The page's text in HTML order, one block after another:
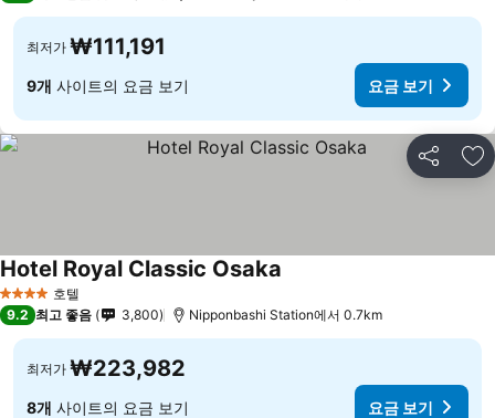
최저가 ₩111,191
9개 사이트의 요금 보기 요금 보기
공유 즐
4 성급 호텔
Hotel Royal Classic Osaka
9.2 최고 좋음 3,800 Nipponbashi Station에서 0.7km
최저가 ₩223,982
8개 사이트의 요금 보기 요금 보기